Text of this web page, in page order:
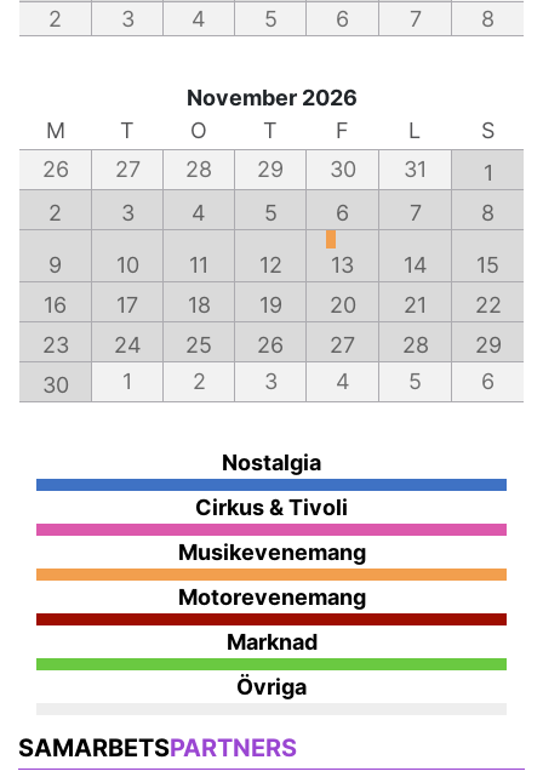
2
3 4 5 6 7 8
November 2026
M
T O T F L
S
26
27 28 29 30 31
1
2
3 4 5 6 7 8
9 10 11 12 13 14
15
16
17 18 19 20 21
22
23
24 25 26 27 28
29
30
1 2 3 4 5 6
Nostalgia
Cirkus & Tivoli
Musikevenemang
Motorevenemang
Marknad
Övriga
SAMARBETSPARTNERS